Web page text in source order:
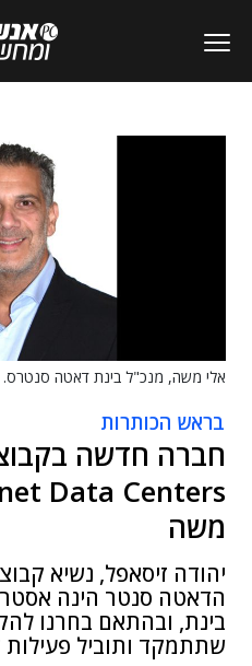
אלי משה, מנכ"ל בינת דאטה סנטרס.
בראש הכותרות
חברה חדשה
משה
יהודה זיסאפל, נשיא
הדאטה סנטר הינה
בינת, ובהתאם בחרנו
שתתמקד ותוביל פעילות